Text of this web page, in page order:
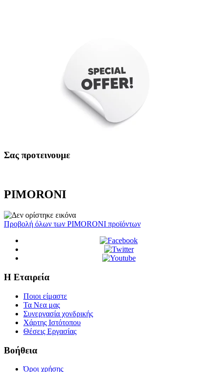
Σας προτεινουμε
PIMORONI
Προβολή όλων των PIMORONI προϊόντων
Η Εταιρεία
Ποιοι είμαστε
Τα Νεα μας
Συνεργασία χονδρικής
Χάρτης Ιστότοπου
Θέσεις Εργασίας
Βοήθεια
Όροι χρήσης